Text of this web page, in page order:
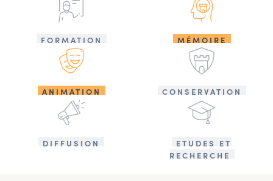
FORMATION MÉMOIRE
ANIMATION CONSERVATION
DIFFUSION
ETUDES ET
RECHERCHE